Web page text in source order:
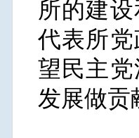
所的建
代表所
望民主
发展做贡